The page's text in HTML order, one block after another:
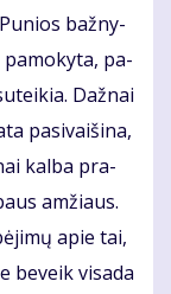
baž­ny­
pa­mo­ky­ta, pa­
Daž­nai
pa­si­vai­ši­na,
kal­ba pra­
am­žiaus.
apie tai,
be­veik vi­sa­da